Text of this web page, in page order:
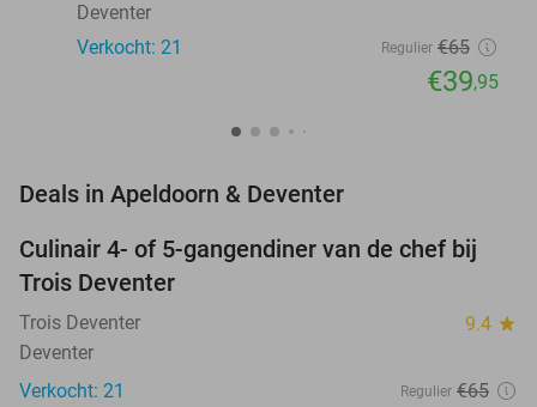
Deventer
Verkocht: 21
Regulier €65
€39,95
Deals in Apeldoorn & Deventer
39%
TODAY
Culinair 4- of 5-gangendiner van de chef bij
Trois Deventer
Trois Deventer 9.4 star
Deventer
Verkocht: 21
Regulier €65